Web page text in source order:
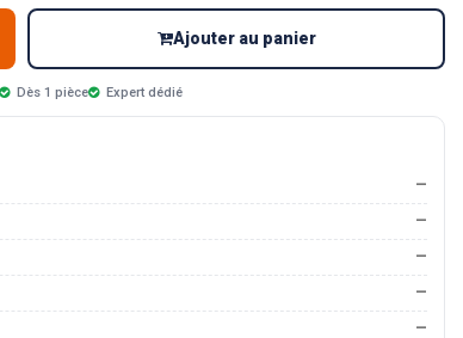
Ajouter au panier
Dès 1 pièce Expert dédié
—
—
—
—
—